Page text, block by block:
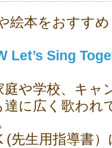
絵本をおすす
Let’s Sing
庭や学校、キャ
に広く歌われ
(先生用指導書